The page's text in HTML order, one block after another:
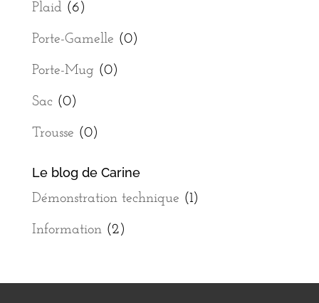
Plaid (6)
Porte-Gamelle (0)
Porte-Mug (0)
Sac (0)
Trousse (0)
Le blog de Carine
Démonstration technique (1)
Information(2)